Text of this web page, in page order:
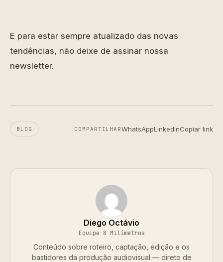
E para estar sempre atualizado das novas
tendências, não deixe de assinar nossa
newsletter.
BLOG COMPARTILHARWhatsAppLinkedInCopiar link
Diego Octávio
Equipe 8 Milímetros
Conteúdo sobre roteiro, captação, edição e os
bastidores da produção audiovisual — direto de